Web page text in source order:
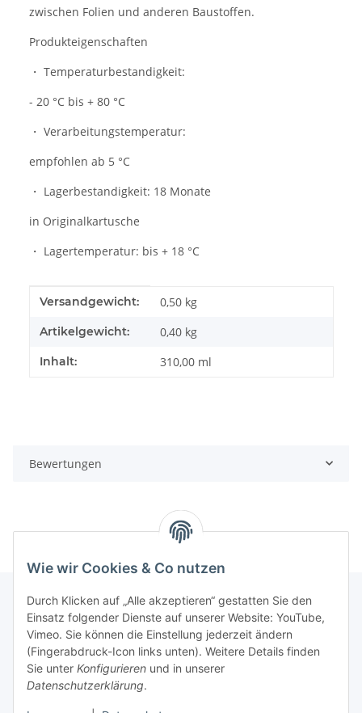
Wie wir Cookies & Co nutzen
Durch Klicken auf „Alle akzeptieren“ gestatten Sie den
Einsatz folgender Dienste auf unserer Website: YouTube,
Vimeo. Sie können die Einstellung jederzeit ändern
(Fingerabdruck-Icon links unten). Weitere Details finden
Sie unter Konfigurieren und in unserer
Datenschutzerklärung.
zwischen Folien und anderen Baustoffen.
Produkteigenschaften
・ Temperaturbestandigkeit:
- 20 °C bis + 80 °C
・ Verarbeitungstemperatur:
empfohlen ab 5 °C
・ Lagerbestandigkeit: 18 Monate
in Originalkartusche
・ Lagertemperatur: bis + 18 °C
Produkteigenschaft
Wert
Versandgewicht: 0,50 kg
Artikelgewicht: 0,40 kg
Inhalt: 310,00 ml
Bewertungen
Informationen
Gesetzliche Informationen